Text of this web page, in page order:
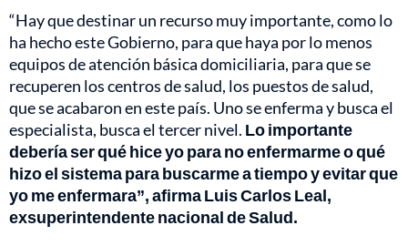
“Hay que destinar un recurso muy importante, como lo
ha hecho este Gobierno, para que haya por lo menos
equipos de atención básica domiciliaria, para que se
recuperen los centros de salud, los puestos de salud,
que se acabaron en este país. Uno se enferma y busca el
especialista, busca el tercer nivel. Lo importante
debería ser qué hice yo para no enfermarme o qué
hizo el sistema para buscarme a tiempo y evitar que
yo me enfermara”, afirma Luis Carlos Leal,
exsuperintendente nacional de Salud.